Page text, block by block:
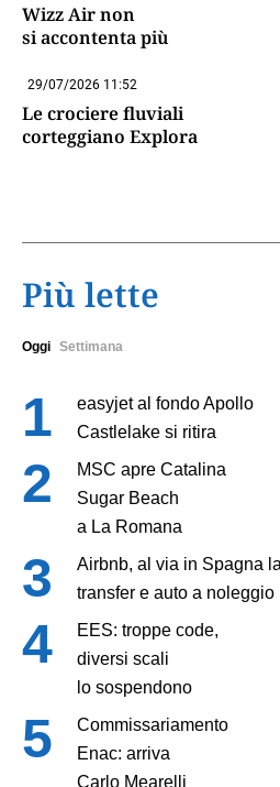
Wizz Air non
si accontenta più
29/07/2026 11:52
Le crociere fluviali
corteggiano Explora
Più lette
Oggi Settimana
easyjet al fondo Apollo
Castlelake si ritira
MSC apre Catalina
Sugar Beach
a La Romana
Airbnb, al via in Spagna
transfer e auto a noleggio
EES: troppe code,
diversi scali
lo sospendono
Commissariamento
Enac: arriva
Carlo Mearelli